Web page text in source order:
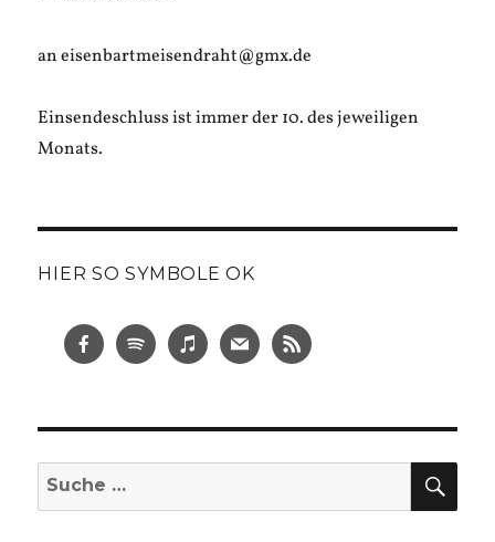
an eisenbartmeisendraht@gmx.de
Einsendeschluss ist immer der 10. des jeweiligen
Monats.
HIER SO SYMBOLE OK
Suche
nach: